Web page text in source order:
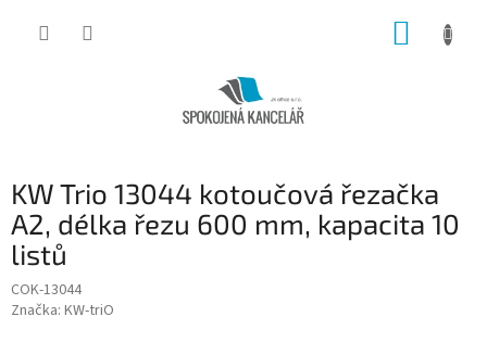
KW Trio 13044 kotoučová řezačka
A2, délka řezu 600 mm, kapacita 10
listů
COK-13044
Značka: KW-triO